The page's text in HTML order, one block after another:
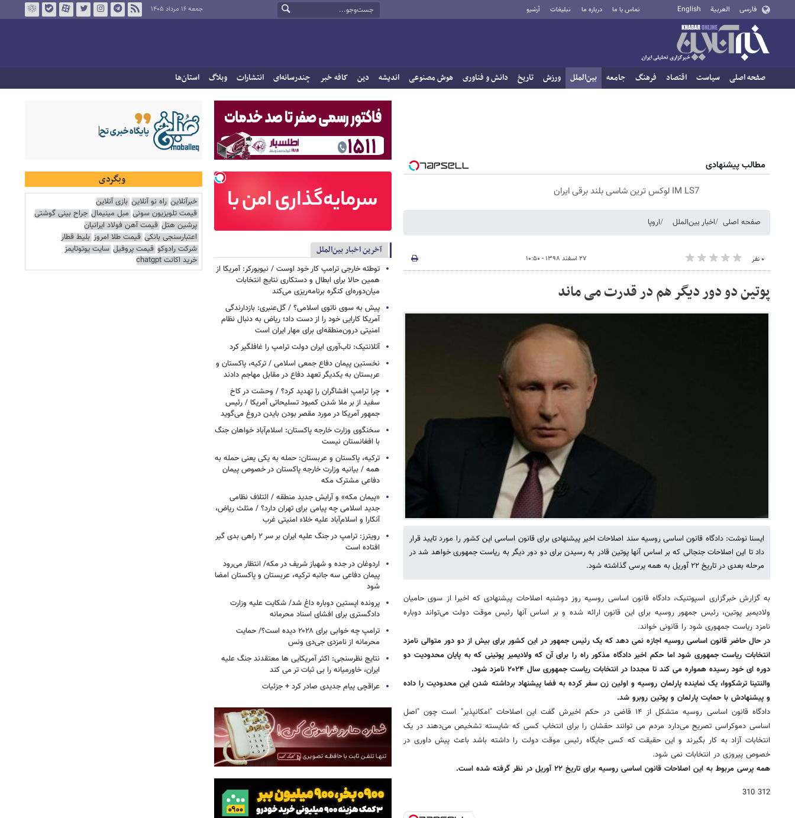
فارسی العربية English تماس با ما درباره ما تبلیغات آرشیو جمعه ۱۶ مرداد ۱۴۰۵
صفحه اصلی سیاست اقتصاد فرهنگ جامعه بین‌الملل ورزش تاریخ دانش و فناوری هوش مصنوعی اندیشه دین کافه خبر چندرسانه‌ای انتشارات وبلاگ استان‌ها
مطالب پیشنهادی
IM LS7 لوکس ترین شاسی بلند برقی ایران
صفحه اصلی اخبار بین‌الملل اروپا
۰ نفر ۲۷ اسفند ۱۳۹۸ - ۱۰:۵۰
پوتین دو دور دیگر هم در قدرت می ماند
ایسنا نوشت: دادگاه قانون اساسی روسیه سند اصلاحات اخیر پیشنهادی برای قانون اساسی این کشور را مورد تایید قرار
داد تا این اصلاحات جنجالی که بر اساس آنها پوتین قادر به رسیدن برای دو دور دیگر به ریاست جمهوری خواهد شد در
مرحله بعدی در تاریخ ۲۲ آوریل به همه پرسی گذاشته شود.
به گزارش خبرگزاری اسپوتنیک، دادگاه قانون اساسی روسیه روز دوشنبه اصلاحات پیشنهادی که اخیرا از سوی حامیان
ولادیمیر پوتین، رئیس جمهور روسیه برای این قانون ارائه شده و بر اساس آنها رئیس موقت دولت می‌تواند دوباره
نامزد ریاست جمهوری شود را قانونی خواند.
در حال حاضر قانون اساسی روسیه اجازه نمی دهد که یک رئیس جمهور در این کشور برای بیش از دو دور متوالی نامزد
انتخابات ریاست جمهوری شود اما حکم اخیر دادگاه مذکور راه را برای آن که ولادیمیر پوتینی که به پایان محدودیت دو
دوره ای خود رسیده همواره می کند تا مجددا در انتخابات ریاست جمهوری سال ۲۰۲۴ نامزد شود.
والنتینا ترشکووا، یک نماینده پارلمان روسیه و اولین زن سفر کرده به فضا پیشنهاد برداشته شدن این محدودیت را داده
و پیشنهادش با حمایت پارلمان و پوتین روبرو شد.
دادگاه قانون اساسی روسیه متشکل از ۱۴ قاضی در حکم اخیرش گفت این اصلاحات "امکانپذیر" است چون "اصل
اساسی دموکراسی تصریح می‌دارد مردم می توانند حقشان را برای انتخاب کسی که شایسته تشخیص می‌دهند در یک
انتخابات آزاد به کار بگیرند و این حقیقت که کسی جایگاه رئیس موقت دولت را داشته باشد باعث پیش داوری در
خصوص پیروزی در انتخابات نمی شود.
همه پرسی مربوط به این اصلاحات قانون اساسی روسیه برای تاریخ ۲۲ آوریل در نظر گرفته شده است.
312 310
آخرین اخبار بین‌الملل
توطئه خارجی ترامپ کار خود اوست / نیویورکر: آمریکا از
همین حالا برای ابطال و دستکاری نتایج انتخابات
میان‌دوره‌ای کنگره برنامه‌ریزی می‌کند
پیش به سوی ناتوی اسلامی؟ / گل‌عنبری: بازدارندگی
آمریکا کارایی خود را از دست داد؛ ریاض به دنبال نظام
امنیتی درون‌منطقه‌ای برای مهار ایران است
آتلانتیک: تاب‌آوری ایران دولت ترامپ را غافلگیر کرد
نخستین پیمان دفاع جمعی اسلامی / ترکیه، پاکستان و
عربستان به یکدیگر تعهد دفاع در مقابل مهاجم دادند
چرا ترامپ افشاگران را تهدید کرد؟ / وحشت در کاخ
سفید از بر ملا شدن کمبود تسلیحاتی آمریکا / رئیس
جمهور آمریکا در مورد مقصر بودن بایدن دروغ می‌گوید
سخنگوی وزارت خارجه پاکستان: اسلام‌آباد خواهان جنگ
با افغانستان نیست
ترکیه، پاکستان و عربستان: حمله به یکی یعنی حمله به
همه / بیانیه وزارت خارجه پاکستان در خصوص پیمان
دفاعی مشترک مکه
«پیمان مکه» و آرایش جدید منطقه / ائتلاف نظامی
جدید اسلامی چه پیامی برای تهران دارد؟ / مثلث ریاض،
آنکارا و اسلام‌آباد علیه خلاء امنیتی غرب
رویترز: ترامپ در جنگ علیه ایران بر سر ۲ راهی بدی گیر
افتاده است
اردوغان در جده و شهباز شریف در مکه/ انتظار می‌رود
پیمان دفاعی سه جانبه ترکیه، عربستان و پاکستان امضا
شود
پرونده اپستین دوباره داغ شد/ شکایت علیه وزارت
دادگستری برای افشای اسناد محرمانه
ترامپ چه خوابی برای ۲۰۲۸ دیده است؟/ حمایت
محرمانه از نامزدی جی‌دی ونس
نتایج نظرسنجی: اکثر آمریکایی ها معتقدند جنگ علیه
ایران، خاورمیانه را بی ثبات تر می کند
عراقچی پیام جدیدی صادر کرد + جزئیات
وبگردی
خبرآنلاین راه نو آنلاین بازی آنلاین
قیمت تلویزیون سونی مبل مینیمال جراح بینی گوشتی
پرشین هتل قیمت آهن فولاد ایرانیان
اعتبارسنجی بانکی قیمت طلا امروز بلیط قطار
شرکت رادوکو قیمت پروفیل سایت یوتوتایمز
خرید اکانت chatgpt